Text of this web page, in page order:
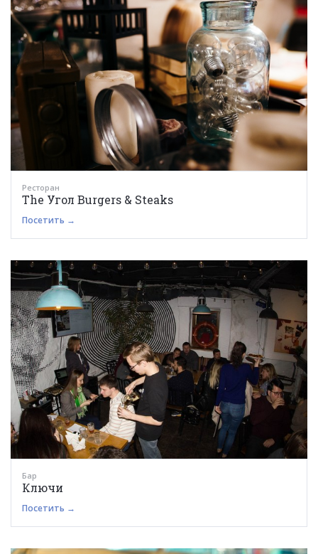
Ресторан
The Угол Burgers & Steaks
Посетить →
Бар
Ключи
Посетить →